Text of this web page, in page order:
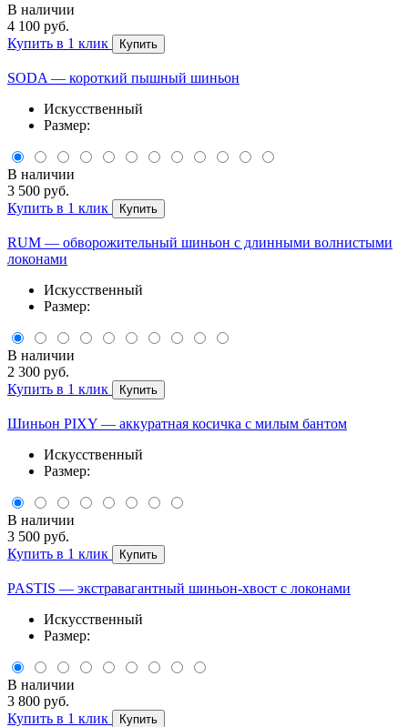
В наличии
4 100 руб.
Купить в 1 клик
Купить
SODA — короткий пышный шиньон
Искусственный
Размер:
В наличии
3 500 руб.
Купить в 1 клик
Купить
RUM — обворожительный шиньон с длинными волнистыми
локонами
Искусственный
Размер:
В наличии
2 300 руб.
Купить в 1 клик
Купить
Шиньон PIXY — аккуратная косичка с милым бантом
Искусственный
Размер:
В наличии
3 500 руб.
Купить в 1 клик
Купить
PASTIS — экстравагантный шиньон-хвост с локонами
Искусственный
Размер:
В наличии
3 800 руб.
Купить в 1 клик
Купить